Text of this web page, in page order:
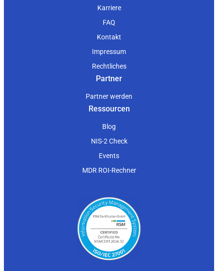
Karriere
FAQ
Kontakt
Impressum
Rechtliches
Partner
Partner werden
Ressourcen
Blog
NIS-2 Check
Events
MDR ROI-Rechner